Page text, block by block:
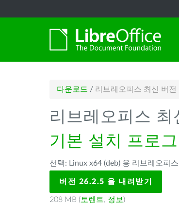
다운로드 / 리브레오피스 최신 버전
리브레오피스 최
기본 설치 프로그
선택: Linux x64 (deb) 용 리브레오피
버전 26.2.5 을 내려받기
208 MB ( 토렌트, 정보 )